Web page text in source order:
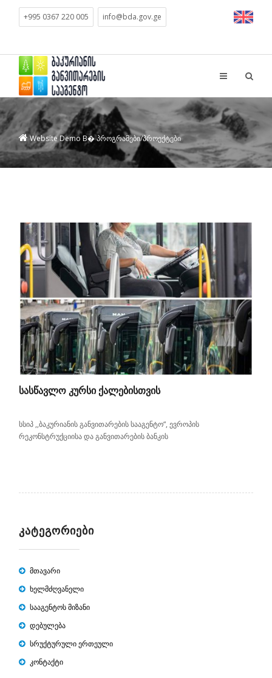
+995 0367 220 005 info@bda.gov.ge
Website Demo В� პროგრამები/პროექტები
ᲡᲐᲡᲬᲐᲕᲚᲝ ᲙᲣᲠᲡᲘ ᲥᲐᲚᲔᲑᲘᲡᲗᲕᲘᲡ
სსიპ ,,ბაკურიანის განვითარების სააგენტო“, ევროპის
რეკონსტრუქციისა და განვითარების ბანკის
ᲙᲐᲢᲔᲒᲝᲠᲘᲔᲑᲘ
მთავარი
ხელმძღვანელი
სააგენტოს მიზანი
დებულება
სრუქტურული ერთეული
კონტაქტი